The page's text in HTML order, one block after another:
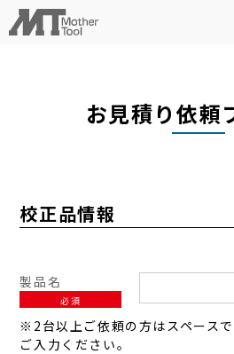
お見積り依頼
校正品情報
製品名
必須
※2台以上ご依頼の方はスペース
ご入力ください。